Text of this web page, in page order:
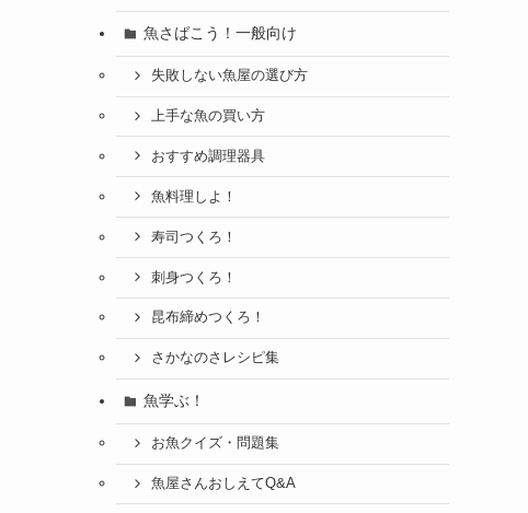
魚さばこう！一般向け
失敗しない魚屋の選び方
上手な魚の買い方
おすすめ調理器具
魚料理しよ！
寿司つくろ！
刺身つくろ！
昆布締めつくろ！
さかなのさレシピ集
魚学ぶ！
お魚クイズ・問題集
魚屋さんおしえてQ&A